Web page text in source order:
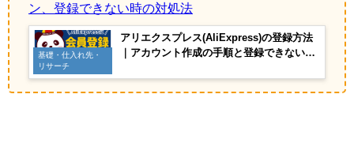
ン、登録できない時の対処法
基礎・仕入れ先・
リサーチ
アリエクスプレス(AliExpress)の登録方法
｜アカウント作成の手順と登録できない時